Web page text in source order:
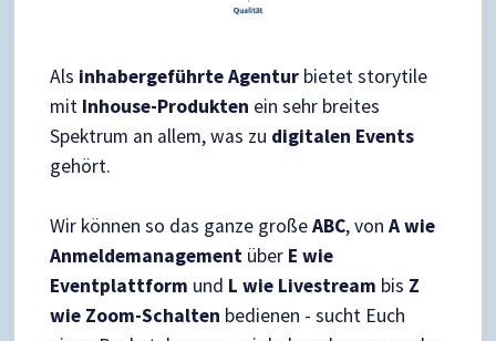
Als inhabergeführte Agentur bietet storytile
mit Inhouse-Produkten ein sehr breites
Spektrum an allem, was zu digitalen Events
gehört.
Wir können so das ganze großeABC, vonA wie
Anmeldemanagement über E wie
Eventplattform und L wie Livestream bis Z
wie Zoom-Schalten bedienen - sucht Euch